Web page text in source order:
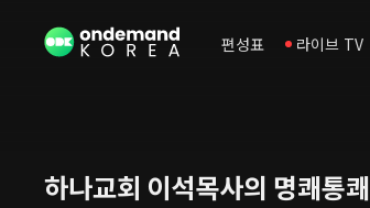
편성표 라이브 TV
하나교회 이석목사의 명쾌통쾌